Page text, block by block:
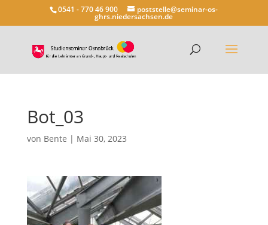
0541 - 770 46 900 poststelle@seminar-os-
ghrs.niedersachsen.de
Bot_03
von Bente | Mai 30, 2023